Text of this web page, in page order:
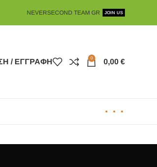
NEVERSECOND TEAM GR JOIN US
/ ΕΓΓΡΑΦΉ 0 0,00 €